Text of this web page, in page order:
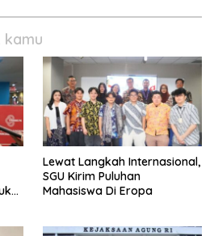
kamu
Lewat Langkah Internasional,
SGU Kirim Puluhan
Mahasiswa Di Eropa